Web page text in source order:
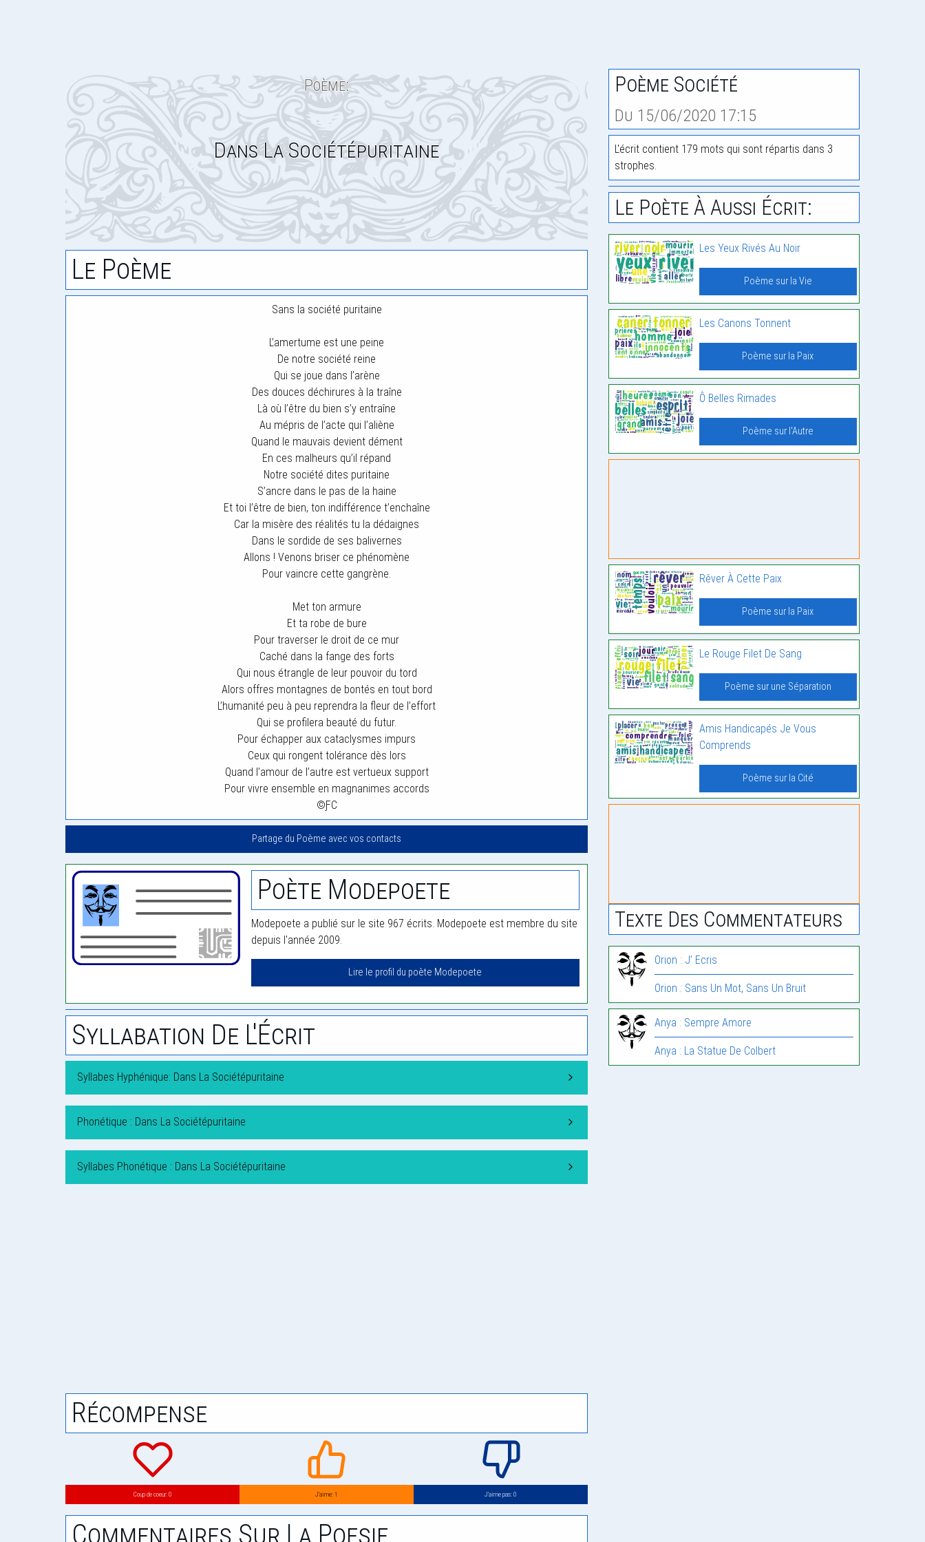
Poème:
Dans La Sociétépuritaine
Le Poème
Sans la société puritaine
L’amertume est une peine
De notre société reine
Qui se joue dans l’arène
Des douces déchirures à la traîne
Là où l’être du bien s’y entraîne
Au mépris de l’acte qui l’aliène
Quand le mauvais devient dément
En ces malheurs qu’il répand
Notre société dites puritaine
S’ancre dans le pas de la haine
Et toi l’être de bien, ton indifférence t’enchaîne
Car la misère des réalités tu la dédaignes
Dans le sordide de ses balivernes
Allons ! Venons briser ce phénomène
Pour vaincre cette gangrène.
Met ton armure
Et ta robe de bure
Pour traverser le droit de ce mur
Caché dans la fange des forts
Qui nous étrangle de leur pouvoir du tord
Alors offres montagnes de bontés en tout bord
L’humanité peu à peu reprendra la fleur de l’effort
Qui se profilera beauté du futur.
Pour échapper aux cataclysmes impurs
Ceux qui rongent tolérance dès lors
Quand l’amour de l’autre est vertueux support
Pour vivre ensemble en magnanimes accords
©ƑC
Partage du Poème avec vos contacts
Poète Modepoete
Modepoete a publié sur le site 967 écrits. Modepoete est membre du site
depuis l'année 2009.
Lire le profil du poète Modepoete
Syllabation De L'Écrit
Syllabes Hyphénique: Dans La Sociétépuritaine
Phonétique : Dans La Sociétépuritaine
Syllabes Phonétique : Dans La Sociétépuritaine
Récompense
Coup de coeur: 0 J’aime: 1 J’aime pas: 0
Commentaires Sur La Poesie
Poème Société
Du 15/06/2020 17:15
L'écrit contient 179 mots qui sont répartis dans 3
strophes.
Le Poète À Aussi Écrit:
Les Yeux Rivés Au Noir
Poème sur la Vie
Les Canons Tonnent
Poème sur la Paix
Ô Belles Rimades
Poème sur l'Autre
Rêver À Cette Paix
Poème sur la Paix
Le Rouge Filet De Sang
Poème sur une Séparation
Amis Handicapés Je Vous
Comprends
Poème sur la Cité
Texte Des Commentateurs
Orion : J’ Ecris
Orion : Sans Un Mot, Sans Un Bruit
Anya : Sempre Amore
Anya : La Statue De Colbert